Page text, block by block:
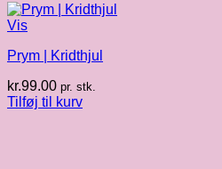
Vis
Prym | Kridthjul
kr.99.00 pr. stk.
Tilføj til kurv